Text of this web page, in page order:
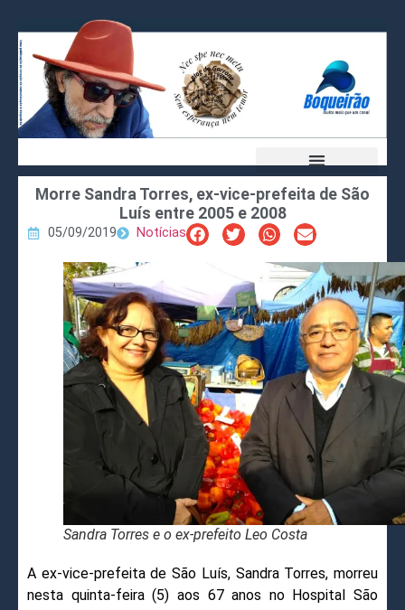
Morre Sandra Torres, ex-vice-prefeita de São
Luís entre 2005 e 2008
05/09/2019 Notícias
Sandra Torres e o ex-prefeito Leo Costa
A ex-vice-prefeita de São Luís, Sandra Torres, morreu
nesta quinta-feira (5) aos 67 anos no Hospital São